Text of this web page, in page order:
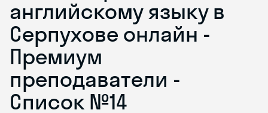
английскому языку в
Серпухове онлайн -
Премиум
преподаватели -
Список №14
Skyeng Chat
online